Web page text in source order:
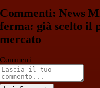
Commenti: News
ferma: già scelto il
mercato
Commenti